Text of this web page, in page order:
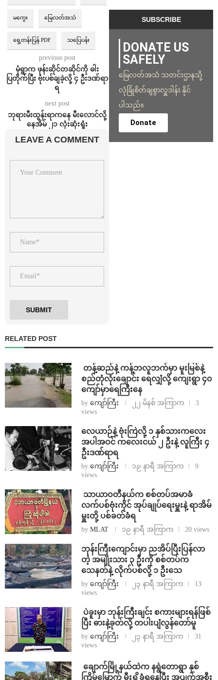
မကွေး မြေလတ်အသံ
ရှေ့တန်းပြန် PDF သပြေပန်း
previous post
မုံရွာက ဖုန်းဆိုင်တဆိုင်ကို ဓါး
ပြတိုက်ပြီး ဗုံးပစ်ချခဲ့လို့ ၄ ဦးဒဏ်ရာ
ရ
next post
ဘုရားမီးထွန်းရာကနေ မီးလောင်လို့
နေအိမ် ၂၁ လုံးဆုံးရှုံး
LEAVE A COMMENT
DONATE US
SAFELY
မြေလတ်အသံ သတင်းဌာနသို့
လုံခြုံစိတ်ချစွာလှူဒါန်း နိုင်
ပါသည်။
Donate
RELATED POST
⁩ ⁨တန့်ဆည်နဲ့ ကန့်ဘလူဘက်မှာ မူးမြစ်နဲ့
စည်တုံလုံးချောင်း ရေလျှံလို့ ကျေးရွာ ၄၀
ကျော်မှာရေကြီးနေ
by ကျော်ကြီး ၂၂ မိနစ် အကြာက
3
views
⁨လေယာဉ်နဲ့ ဗုံးကြဲလို့ ၁ နှစ်သားကလေး
အပါအဝင် ကလေးငယ် ၂ ဦးနဲ့ လူကြီး ၄
ဦးဒဏ်ရာရ
by ကျော်ကြီး ၁၉ နာရီ အကြာက
9
views
⁩ ⁨သာယာဝတီနယ်က စစ်တပ်အမာခံ
လက်ပစ်ဗုံးကိုင် အုပ်ချုပ်ရေးမှူးနဲ့ ရာအိမ်
မှူးတို့ ပစ်ခတ်ခံရ
by MLAT ၁၉ နာရီ အကြာက 20 views
ဘုန်းကြီးကျောင်းမှာ ညအိပ်ပြီးပြန်လာ
တဲ့ အမျိုးသား ၃ ဦးကို စစ်တပ်က
သေနတ်နဲ့ လိုက်ပစ်လို့ ၁ ဦးသေ
by ကျော်ကြီး ၂၃ နာရီ အကြာက
13
views
⁩ ⁨ပဲခူးမှာ ဘုန်းကြီးချင်း စကားများရန်ဖြစ်
ပြီး ဓားနဲ့ခုတ်လို့ တပါးပျံလွန်တော်မူ
by ကျော်ကြီး ၂၃ နာရီ အကြာက
31
views
⁩ ⁨ချောက်မြို့နယ်ထဲက နရွဲတောရွာ နှစ်
ကြိမ်မြောက် မီးရှို့ခံရနေပြီး အပျက်အစီး